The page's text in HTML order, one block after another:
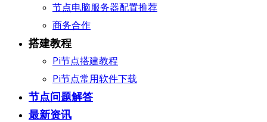
节点电脑服务器配置推荐
商务合作
搭建教程
Pi节点搭建教程
Pi节点常用软件下载
节点问题解答
最新资讯